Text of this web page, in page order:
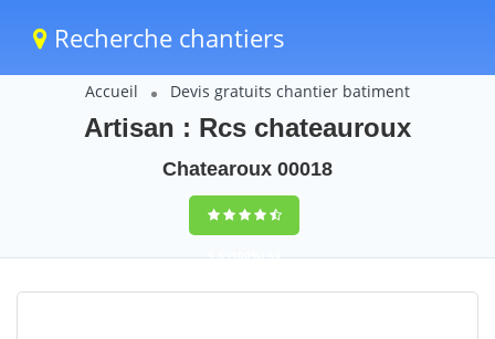
Recherche chantiers
Accueil Devis gratuits chantier batiment
Artisan : Rcs chateauroux
Chatearoux 00018
9,5(100%)34
votes